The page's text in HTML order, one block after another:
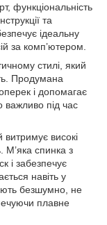
функціональність
та
ідеальну
за комп’ютером.
стилі, який
Продумана
і допомагає
важливо під час
високі
М’яка спинка з
і забезпечує
навіть у
безшумно, не
плавне